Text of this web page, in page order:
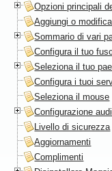
Opzioni principali
Aggiungi o
Sommario di vari
Configura il tuo
Seleziona il tuo
Configura i tuoi
Seleziona il mouse
Configurazione
Livello di sicurezza
Aggiornamenti
Complimenti